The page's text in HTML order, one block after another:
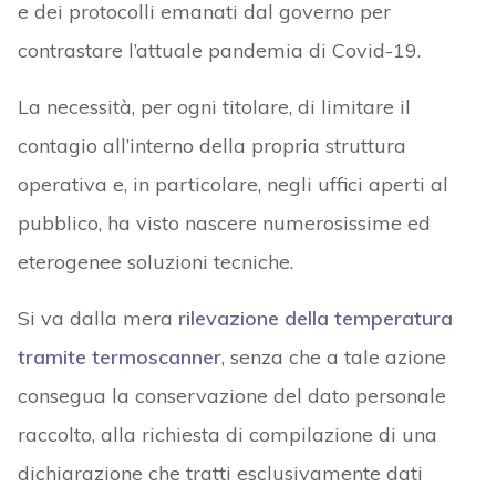
e dei protocolli emanati dal governo per
contrastare l’attuale pandemia di Covid-19.
La necessità, per ogni titolare, di limitare il
contagio all’interno della propria struttura
operativa e, in particolare, negli uffici aperti al
pubblico, ha visto nascere numerosissime ed
eterogenee soluzioni tecniche.
Si va dalla mera rilevazione della temperatura
tramite termoscanner, senza che a tale azione
consegua la conservazione del dato personale
raccolto, alla richiesta di compilazione di una
dichiarazione che tratti esclusivamente dati